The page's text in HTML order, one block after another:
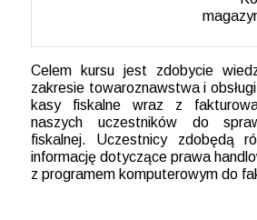
Celem kursu jest zdobycie
zakresie towaroznawstwa i
kasy fiskalne wraz z
naszych uczestników do
fiskalnej. Uczestnicy zdobędą
informację dotyczące prawa
z programem komputerowym do